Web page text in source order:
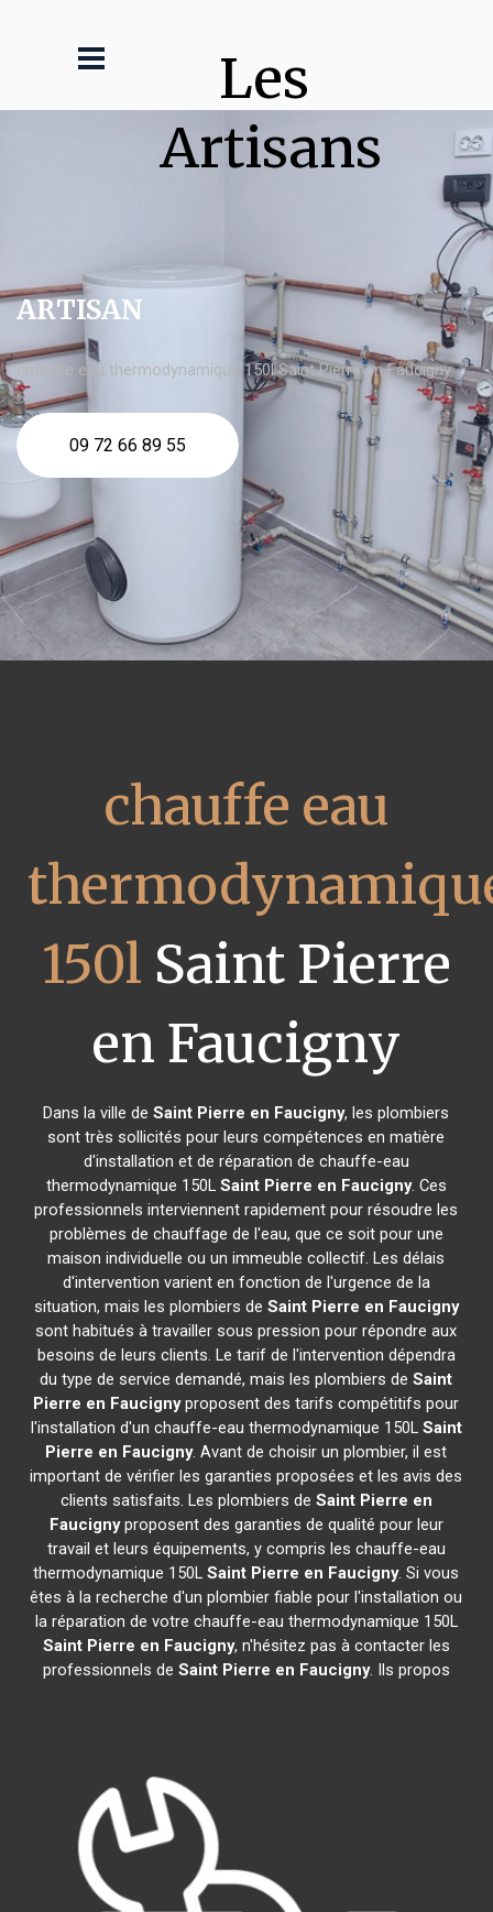
Les
Artisans
ARTISAN
chauffe eau thermodynamique 150l Saint Pierre en Faucigny
09 72 66 89 55
chauffe eau
150l Saint Pierre
en Faucigny
Dans la ville deSaint Pierre en Faucigny, les plombiers
sont très sollicités pour leurs compétences en matière
d'installation et de réparation de chauffe-eau
thermodynamique 150L Saint Pierre en Faucigny. Ces
professionnels interviennent rapidement pour résoudre les
problèmes de chauffage de l'eau, que ce soit pour une
maison individuelle ou un immeuble collectif. Les délais
d'intervention varient en fonction de l'urgence de la
situation, mais les plombiers de Saint Pierre en Faucigny
sont habitués à travailler sous pression pour répondre aux
besoins de leurs clients. Le tarif de l'intervention dépendra
du type de service demandé, mais les plombiers deSaint
Pierre en Faucignyproposent des tarifs compétitifs pour
l'installation d'un chauffe-eau thermodynamique 150L Saint
Pierre en Faucigny. Avant de choisir un plombier, il est
important de vérifier les garanties proposées et les avis des
clients satisfaits. Les plombiers de Saint Pierre en
Faucignyproposent des garanties de qualité pour leur
travail et leurs équipements, y compris les chauffe-eau
thermodynamique 150LSaint Pierre en Faucigny. Si vous
êtes à la recherche d'un plombier fiable pour l'installation ou
la réparation de votre chauffe-eau thermodynamique 150L
Saint Pierre en Faucigny, n'hésitez pas à contacter les
professionnels de Saint Pierre en Faucigny. Ils propos